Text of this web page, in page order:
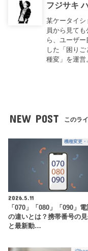
フジサキ
某ケータイ
員から見て
ら、ユーザ
した「困り
種変」を運営
NEW POST このラ
機種変更・
2026.5.11
「070」「080」「090」
の違いとは？携帯番号の
と最新動…